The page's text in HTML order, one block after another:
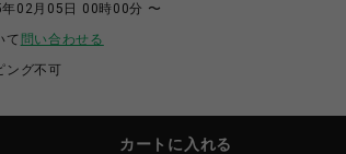
02月05日 00時00分 〜
て 問い合わせる
ング不可
カートに入れる